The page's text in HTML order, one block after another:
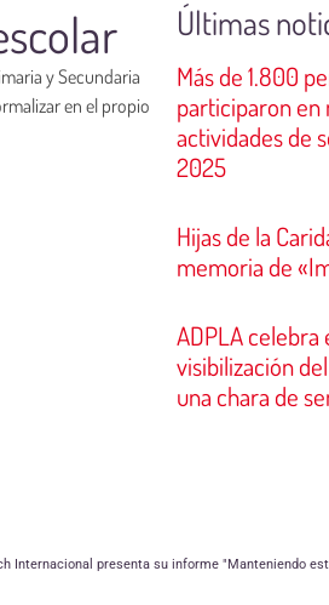
y Secundaria
en el propio
Últimas
Más de 1.800
participaron en
actividades de
2025
Hijas de la
memoria de
ADPLA celebra
visibilización
una chara de
Internacional presenta su informe "Manteniendo